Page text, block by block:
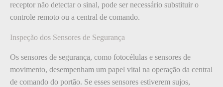
receptor não detectar o sinal, pode ser necessário substituir o
controle remoto ou a central de comando.
Inspeção dos Sensores de Segurança
Os sensores de segurança, como fotocélulas e sensores de
movimento, desempenham um papel vital na operação da central
de comando do portão. Se esses sensores estiverem sujos,